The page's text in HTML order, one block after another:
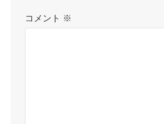
コメント ※